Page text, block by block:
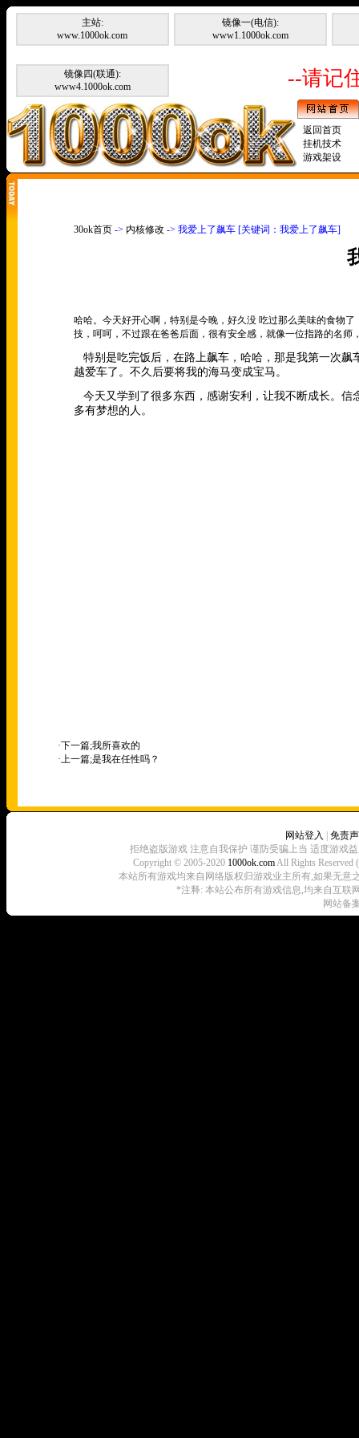
主站:
www.1000ok.com
镜像一(电信):
www1.1000ok.com
镜像四(联通):
www4.1000ok.com
--请记
返回首页
挂机技术
游戏架设
30ok首页 -> 内核修改 -> 我爱上了飙车 [关键词：我爱上了飙车]
哈哈。今天好开心啊，特别是今晚，好久没 吃过那么美味的食物
技，呵呵，不过跟在爸爸后面，很有安全感，就像一位指路的名师
特别是吃完饭后，在路上飙车，哈哈，那是我第一次飙
越爱车了。不久后要将我的海马变成宝马。
今天又学到了很多东西，感谢安利，让我不断成长。
多有梦想的人。
·下一篇;我所喜欢的
·上一篇;是我在任性吗？
网站登入
免责
拒绝盗版游戏 注意自我保护 谨防受骗上当 适度游戏
Copyright © 2005-2020 1000ok.comAll Rights
本站所有游戏均来自网络版权归游戏业主所有,如果无意
*注释: 本站公布所有游戏信息,均来自互联
网站备